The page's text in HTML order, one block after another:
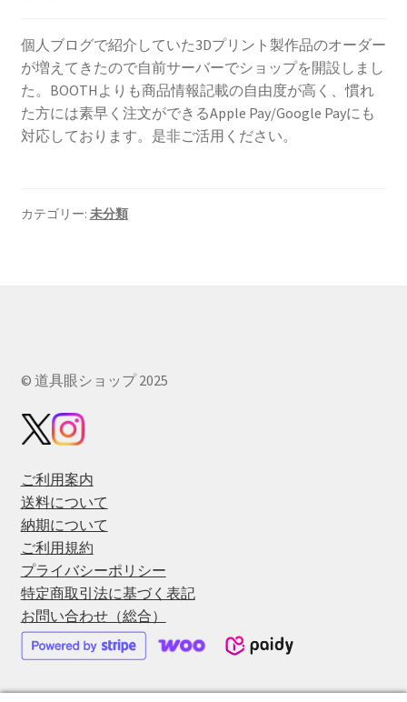
個人ブログで紹介していた3Dプリント製作品のオーダー
が増えてきたので自前サーバーでショップを開設しまし
た。BOOTHよりも商品情報記載の自由度が高く、慣れ
た方には素早く注文ができるApple Pay/Google Payにも
対応しております。是非ご活用ください。
カテゴリー: 未分類
© 道具眼ショップ 2025
ご利用案内
送料について
納期について
ご利用規約
プライバシーポリシー
特定商取引法に基づく表記
お問い合わせ（総合）